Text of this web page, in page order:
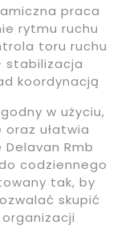
praca
rytmu ruchu
toru ruchu
stabilizacja
koordynacją
w użyciu,
ułatwia
Rmb
codziennego
tak, by
skupić